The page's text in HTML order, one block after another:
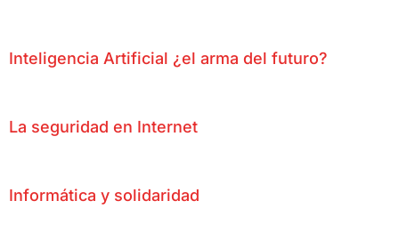
Inteligencia Artificial ¿el arma del futuro?
La seguridad en Internet
Informática y solidaridad